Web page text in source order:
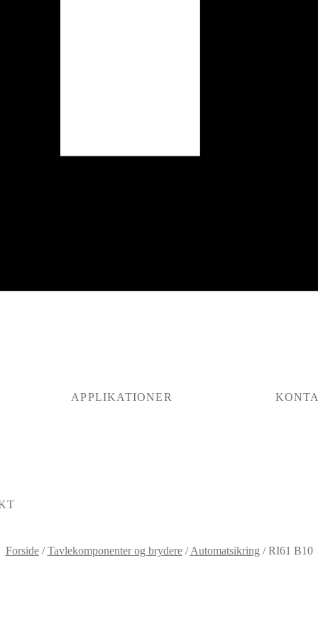
APPLIKATIONER
Forside/Tavlekomponenter og brydere/Automatsikring /RI61 B10